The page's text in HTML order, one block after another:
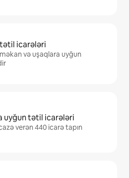
icarələri
və uşaqlara uyğun
uyğun tətil icarələri
verən 440 icarə tapın